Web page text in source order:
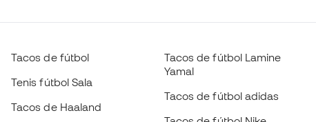
Tacos de fútbol
Tenis fútbol Sala
Tacos de Haaland
Tacos de fútbol Lamine
Yamal
Tacos de fútbol adidas